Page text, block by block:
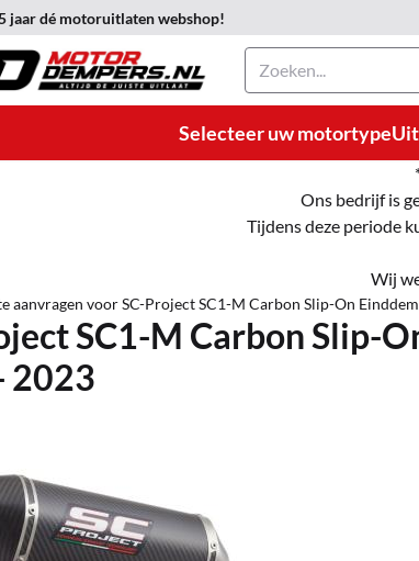
gesloten.
jaar dé motoruitlaten webshop!
Zoeken
Selecteer uw motortype
Ons bedrijf is
Tijdens deze periode
Wij
aanvragen voor SC-Project SC1-M Carbon Slip-On
SC1-M Carbon Slip-
2023